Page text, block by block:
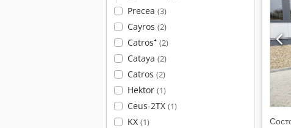
Precea (3)
Cayros (2)
Catros⁺ (2)
Cataya (2)
Catros (2)
Hektor (1)
Ceus-2TX (1)
KX (1)